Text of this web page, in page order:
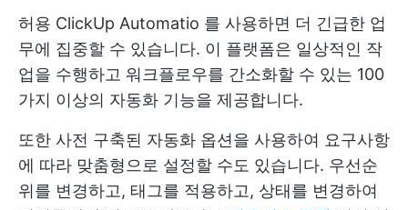
허용 ClickUp Automatio 를 사용하면 더 긴급한 업
무에 집중할 수 있습니다. 이 플랫폼은 일상적인 작
업을 수행하고 워크플로우를 간소화할 수 있는 100
가지 이상의 자동화 기능을 제공합니다.
또한 사전 구축된 자동화 옵션을 사용하여 요구사항
에 따라 맞춤형으로 설정할 수도 있습니다. 우선순
위를 변경하고, 태그를 적용하고, 상태를 변경하여